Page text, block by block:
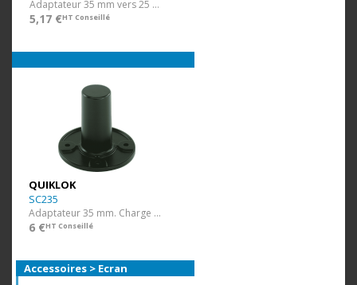
Adaptateur 35 mm vers 25 mm.
5,17 €HT Conseillé
QUIKLOK
SC235
Adaptateur 35 mm. Charge 67 kg.
6 €HT Conseillé
Accessoires > Ecran